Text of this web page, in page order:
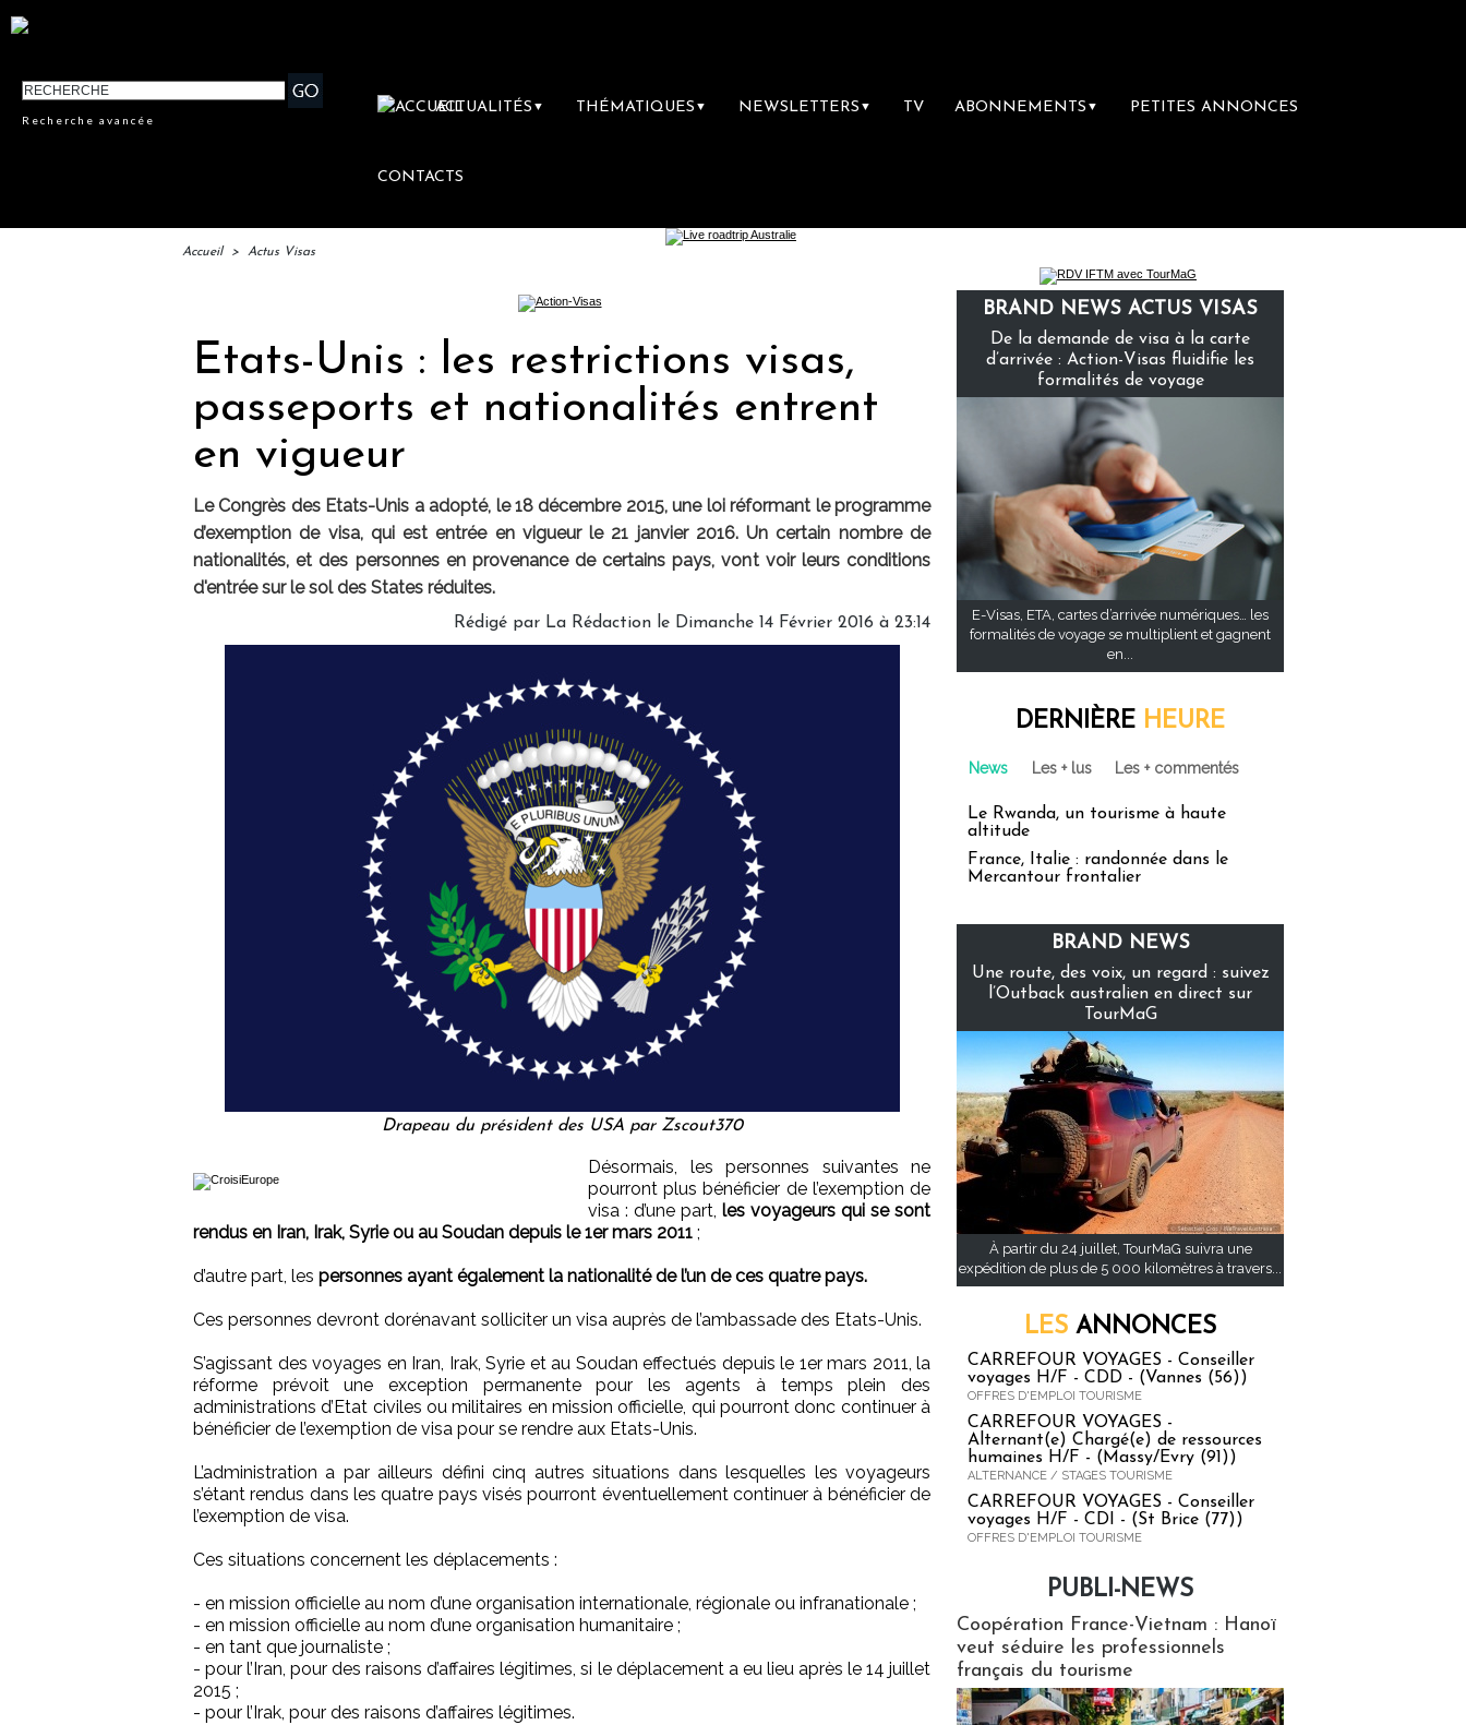
Recherche avancée
ACTUALITÉS ▼ THÉMATIQUES ▼ NEWSLETTERS ▼ TV ABONNEMENTS ▼ PETITES ANNONCES
CONTACTS
Accueil > Actus Visas
Etats-Unis : les restrictions visas,
passeports et nationalités entrent
en vigueur
Le Congrès des Etats-Unis a adopté, le 18 décembre 2015, une loi réformant le programme
d’exemption de visa, qui est entrée en vigueur le 21 janvier 2016. Un certain nombre de
nationalités, et des personnes en provenance de certains pays, vont voir leurs conditions
d'entrée sur le sol des States réduites.
Rédigé par La Rédaction le Dimanche 14 Février 2016 à 23:14
Drapeau du président des USA par Zscout370
Désormais, les personnes suivantes ne
pourront plus bénéficier de l’exemption de
visa : d’une part, les voyageurs qui se sont
rendus en Iran, Irak, Syrie ou au Soudan depuis le 1er mars 2011 ;
d’autre part, les personnes ayant également la nationalité de l’un de ces quatre pays.
Ces personnes devront dorénavant solliciter un visa auprès de l’ambassade des Etats-Unis.
S’agissant des voyages en Iran, Irak, Syrie et au Soudan effectués depuis le 1er mars 2011, la
réforme prévoit une exception permanente pour les agents à temps plein des
administrations d’Etat civiles ou militaires en mission officielle, qui pourront donc continuer à
bénéficier de l’exemption de visa pour se rendre aux Etats-Unis.
L’administration a par ailleurs défini cinq autres situations dans lesquelles les voyageurs
s’étant rendus dans les quatre pays visés pourront éventuellement continuer à bénéficier de
l’exemption de visa.
Ces situations concernent les déplacements :
- en mission officielle au nom d’une organisation internationale, régionale ou infranationale ;
- en mission officielle au nom d’une organisation humanitaire ;
- en tant que journaliste ;
- pour l’Iran, pour des raisons d’affaires légitimes, si le déplacement a eu lieu après le 14 juillet
2015 ;
- pour l’Irak, pour des raisons d’affaires légitimes.
BRAND NEWS ACTUS VISAS
De la demande de visa à la carte
d’arrivée : Action-Visas fluidifie les
formalités de voyage
E-Visas, ETA, cartes d’arrivée numériques… les
formalités de voyage se multiplient et gagnent
en...
DERNIÈRE HEURE
News Les + lus Les + commentés
Le Rwanda, un tourisme à haute
altitude
France, Italie : randonnée dans le
Mercantour frontalier
BRAND NEWS
Une route, des voix, un regard : suivez
l’Outback australien en direct sur
TourMaG
À partir du 24 juillet, TourMaG suivra une
expédition de plus de 5 000 kilomètres à travers...
LES ANNONCES
CARREFOUR VOYAGES - Conseiller
voyages H/F - CDD - (Vannes (56))
OFFRES D'EMPLOI TOURISME
CARREFOUR VOYAGES -
Alternant(e) Chargé(e) de ressources
humaines H/F - (Massy/Evry (91))
ALTERNANCE / STAGES TOURISME
CARREFOUR VOYAGES - Conseiller
voyages H/F - CDI - (St Brice (77))
OFFRES D'EMPLOI TOURISME
PUBLI-NEWS
Coopération France-Vietnam : Hanoï
veut séduire les professionnels
français du tourisme